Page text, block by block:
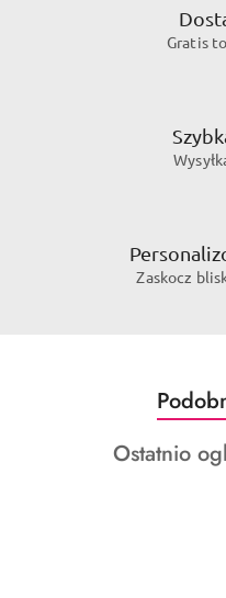
Gratis
Zaskocz
Pomiń karuzelę
o
Produkty
Ostatnio